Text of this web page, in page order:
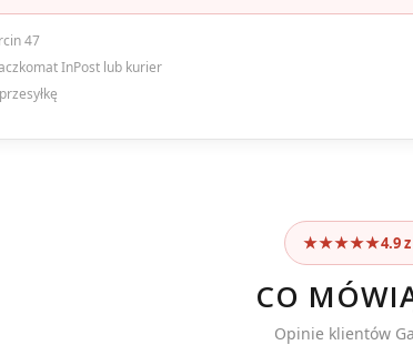
47
InPost lub kurier
★★★★★4.9
CO
Opinie klientów